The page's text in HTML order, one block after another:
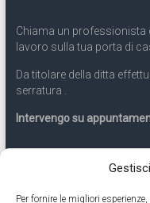
Per fornire le migliori
Chiama un professionista
lavoro sulla tua porta di
Da titolare della ditta
serratura .
Intervengo su
Servizio 24